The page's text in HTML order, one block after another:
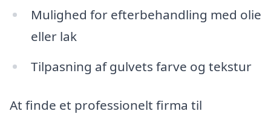
Mulighed for efterbehandling med olie
eller lak
Tilpasning af gulvets farve og tekstur
At finde et professionelt firma til